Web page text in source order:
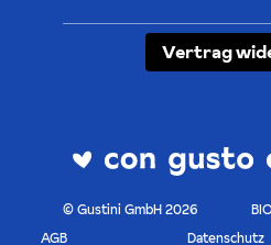
Vertrag
© Gustini GmbH 2026
AGB
Datenschutz